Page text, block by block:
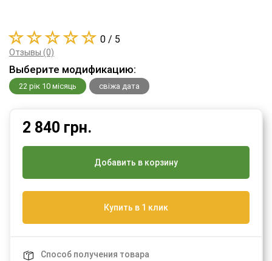
2 840 грн.
Добавить в корзину
Купить в 1 клик
Способ получения товара
0 / 5
Отзывы (0)
Выберите модификацию:
22 рік 10 місяць свіжа дата